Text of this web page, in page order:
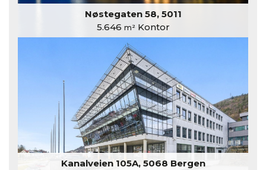
Nøstegaten 58, 5011
5.646 m²Kontor
Kanalveien 105A, 5068 Bergen